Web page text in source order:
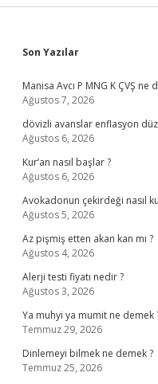
Sidebar
Son Yazılar
Manisa Avcı P MNG K ÇVŞ ne
Ağustos 7, 2026
dövizli avanslar enflasyon
Ağustos 6, 2026
Kur’an nasıl başlar ?
Ağustos 6, 2026
Avokadonun çekirdeği nasıl
Ağustos 5, 2026
Az pişmiş etten akan kan mı ?
Ağustos 4, 2026
Alerji testi fiyatı nedir ?
Ağustos 3, 2026
Ya muhyi ya mumit ne demek
Temmuz 29, 2026
Dinlemeyi bilmek ne demek ?
Temmuz 25, 2026